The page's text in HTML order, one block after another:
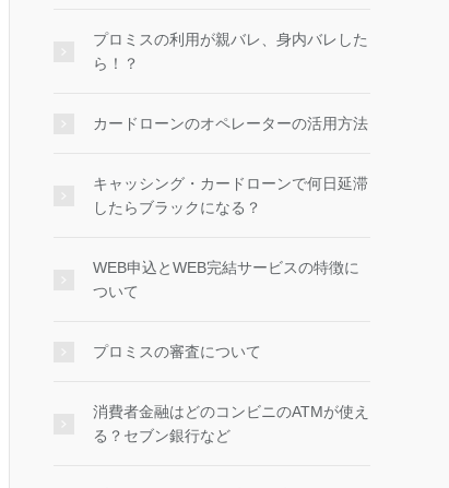
プロミスの利用が親バレ、身内バレした
ら！？
カードローンのオペレーターの活用方法
キャッシング・カードローンで何日延滞
したらブラックになる？
WEB申込とWEB完結サービスの特徴に
ついて
プロミスの審査について
消費者金融はどのコンビニのATMが使え
る？セブン銀行など